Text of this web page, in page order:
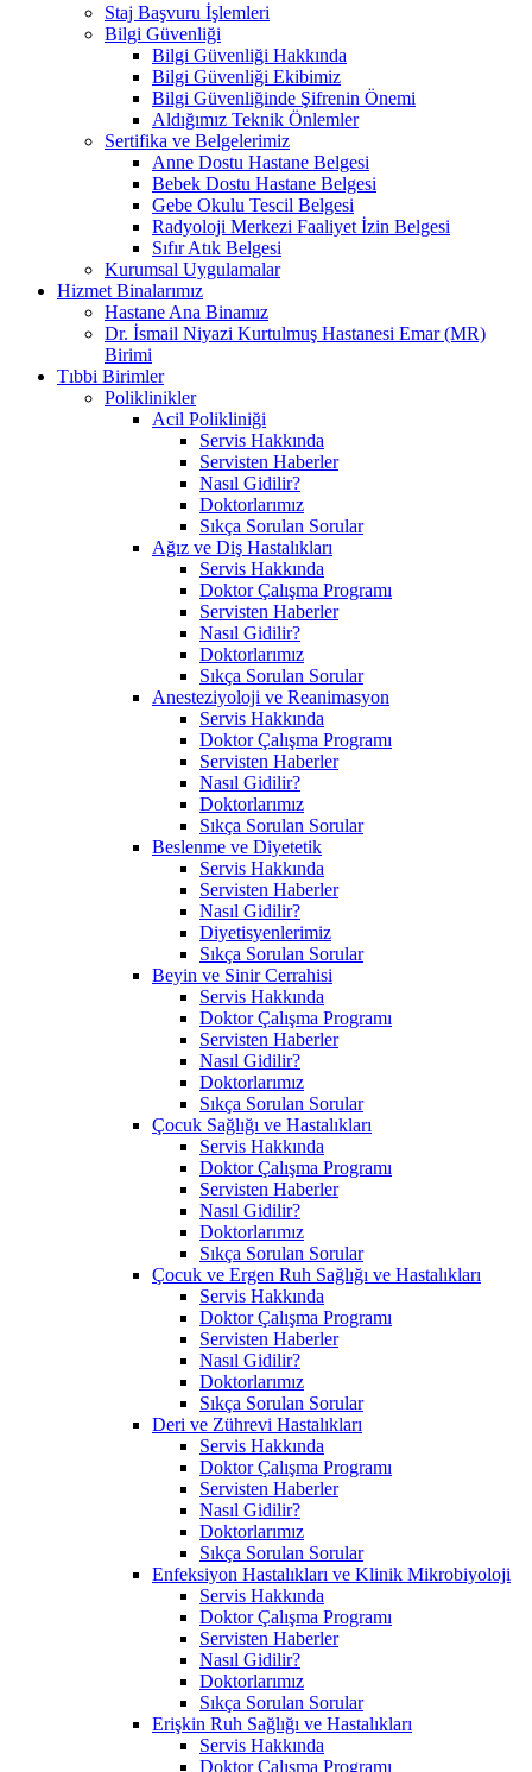
Staj Başvuru İşlemleri
Bilgi Güvenliği
Bilgi Güvenliği Hakkında
Bilgi Güvenliği Ekibimiz
Bilgi Güvenliğinde Şifrenin Önemi
Aldığımız Teknik Önlemler
Sertifika ve Belgelerimiz
Anne Dostu Hastane Belgesi
Bebek Dostu Hastane Belgesi
Gebe Okulu Tescil Belgesi
Radyoloji Merkezi Faaliyet İzin Belgesi
Sıfır Atık Belgesi
Kurumsal Uygulamalar
Hizmet Binalarımız
Hastane Ana Binamız
Dr. İsmail Niyazi Kurtulmuş Hastanesi Emar (MR)
Birimi
Tıbbi Birimler
Poliklinikler
Acil Polikliniği
Servis Hakkında
Servisten Haberler
Nasıl Gidilir?
Doktorlarımız
Sıkça Sorulan Sorular
Ağız ve Diş Hastalıkları
Servis Hakkında
Doktor Çalışma Programı
Servisten Haberler
Nasıl Gidilir?
Doktorlarımız
Sıkça Sorulan Sorular
Anesteziyoloji ve Reanimasyon
Servis Hakkında
Doktor Çalışma Programı
Servisten Haberler
Nasıl Gidilir?
Doktorlarımız
Sıkça Sorulan Sorular
Beslenme ve Diyetetik
Servis Hakkında
Servisten Haberler
Nasıl Gidilir?
Diyetisyenlerimiz
Sıkça Sorulan Sorular
Beyin ve Sinir Cerrahisi
Servis Hakkında
Doktor Çalışma Programı
Servisten Haberler
Nasıl Gidilir?
Doktorlarımız
Sıkça Sorulan Sorular
Çocuk Sağlığı ve Hastalıkları
Servis Hakkında
Doktor Çalışma Programı
Servisten Haberler
Nasıl Gidilir?
Doktorlarımız
Sıkça Sorulan Sorular
Çocuk ve Ergen Ruh Sağlığı ve Hastalıkları
Servis Hakkında
Doktor Çalışma Programı
Servisten Haberler
Nasıl Gidilir?
Doktorlarımız
Sıkça Sorulan Sorular
Deri ve Zührevi Hastalıkları
Servis Hakkında
Doktor Çalışma Programı
Servisten Haberler
Nasıl Gidilir?
Doktorlarımız
Sıkça Sorulan Sorular
Enfeksiyon Hastalıkları ve Klinik Mikrobiyoloji
Servis Hakkında
Doktor Çalışma Programı
Servisten Haberler
Nasıl Gidilir?
Doktorlarımız
Sıkça Sorulan Sorular
Erişkin Ruh Sağlığı ve Hastalıkları
Servis Hakkında
Doktor Çalışma Programı